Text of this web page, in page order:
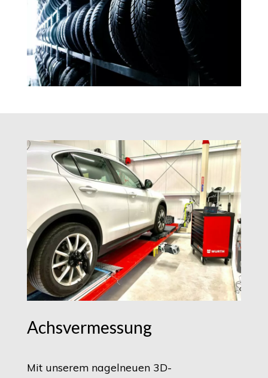
Achsvermessung
Mit unserem nagelneuen 3D-